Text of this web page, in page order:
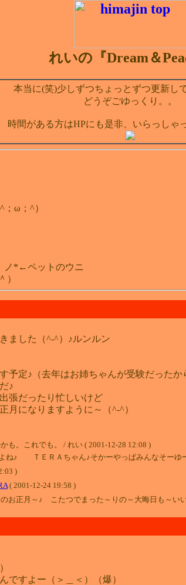
れいの『Dream＆
本当に(笑)少しずつちょっとずつ更新し
どうぞごゆっくり。。
時間がある方はHPにも是非、いらっしゃ
ω；^）
ノ*←ペットのウニ
）
ました（^-^）♪ルンルン
定♪（去年はお姉ちゃんが受験だったか
♪
張だったり忙しいけど
月になりますように～（^-^）
も。これでも。 / れい ( 2001-12-28 12:08 )
ね♪ ＴＥＲＡちゃん♪そかーやっぱみんなそーゆ
)
( 2001-12-24 19:58 )
お正月～♪ こたつでまった～りの～大晦日も～い
ですよー（＞＿＜）（爆）